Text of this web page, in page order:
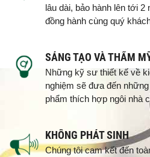
lâu dài, bảo hành lên tới 2
đồng hành cùng quý
SÁNG TẠO VÀ THẨM
Những kỹ sư thiết kế về
nghiệm sẽ đưa đến
phẩm thích hợp ngôi nhà
KHÔNG PHÁT SINH
Chúng tôi cam kết đến